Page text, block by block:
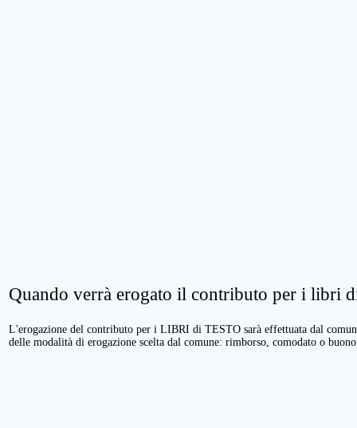
Quando verrà erogato il contributo per i libri
L'erogazione del contributo per i LIBRI di TESTO sarà effettuata dal
delle modalità di erogazione scelta dal comune: rimborso, comodato o